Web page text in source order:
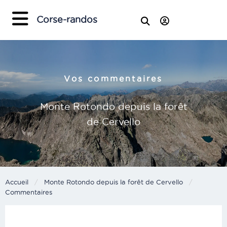
Corse-randos
Vos commentaires
Monte Rotondo depuis la forêt
de Cervello
Accueil
Monte Rotondo depuis la forêt de Cervello
Current:
Commentaires